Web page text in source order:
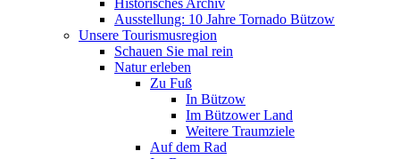
Ausstellung: 10 Jahre Tornado Bützow
Unsere Tourismusregion
Schauen Sie mal rein
Natur erleben
Zu Fuß
In Bützow
Im Bützower Land
Weitere Traumziele
Auf dem Rad